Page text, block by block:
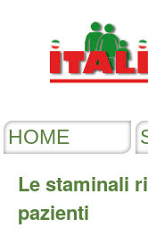
Le staminali
pazienti